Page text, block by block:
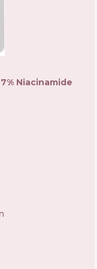
Niacinamide